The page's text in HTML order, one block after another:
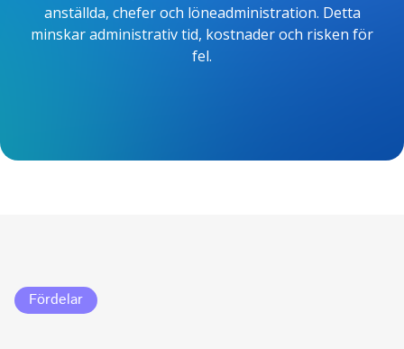
anställda, chefer och löneadministration. Detta
minskar administrativ tid, kostnader och risken för
fel.
Fördelar